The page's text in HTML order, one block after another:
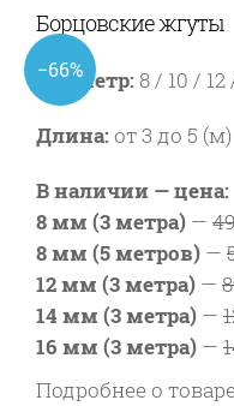
−66%
Борцовские жгуты
Диаметр:8 / 10 /
Длина:от 3 до 5 (м)
В наличии — цена:
8 мм (3 метра) —
8 мм (5 метров) —
12 мм (3 метра) —
14 мм (3 метра) —
16 мм (3 метра) —
Подробнее о